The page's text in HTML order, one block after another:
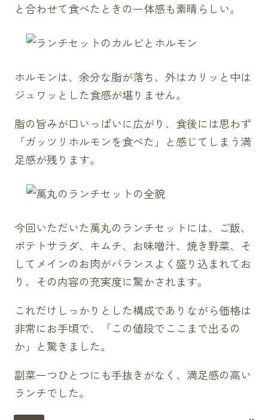
と合わせて食べたときの一体感も素晴らしい。
ホルモンは、余分な脂が落ち、外はカリッと中は
ジュワッとした食感が堪りません。
脂の旨みが口いっぱいに広がり、食後には思わず
「ガッツリホルモンを食べた」と感じてしまう満
足感が残ります。
今回いただいた萬丸のランチセットには、ご飯、
ポテトサラダ、キムチ、お味噌汁、焼き野菜、そ
してメインのお肉がバランスよく盛り込まれてお
り、その内容の充実度に驚かされます。
これだけしっかりとした構成でありながら価格は
非常にお手頃で、「この値段でここまで出るの
か」と驚きました。
副菜一つひとつにも手抜きがなく、満足感の高い
ランチでした。